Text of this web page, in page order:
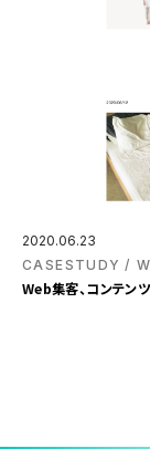
2020.06.23
CASESTUDY
Web集客、コンテン